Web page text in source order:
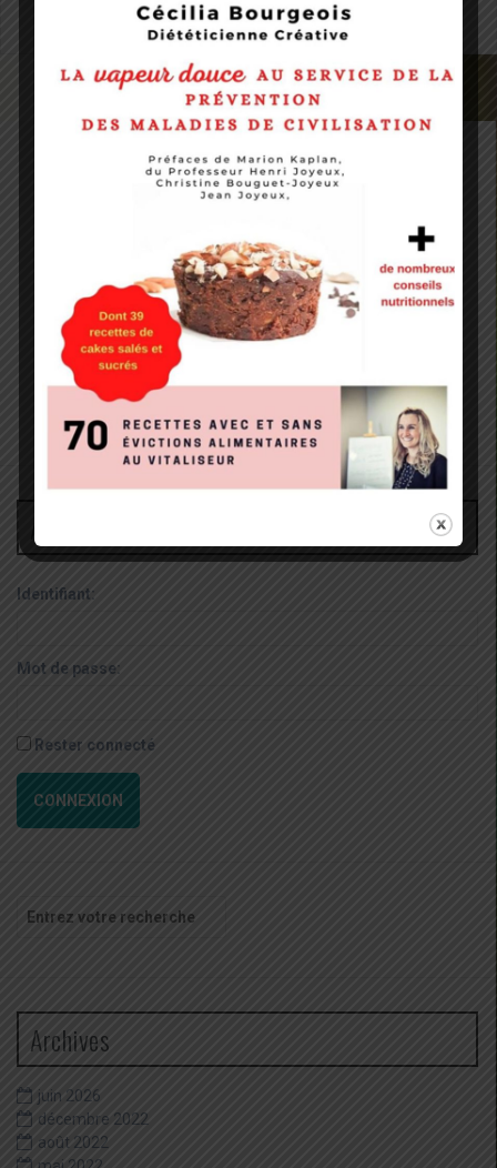
Identifiant:
Mot de passe:
Rester connecté
CONNEXION
Recherche
pour
Archives
juin 2026
décembre 2022
août 2022